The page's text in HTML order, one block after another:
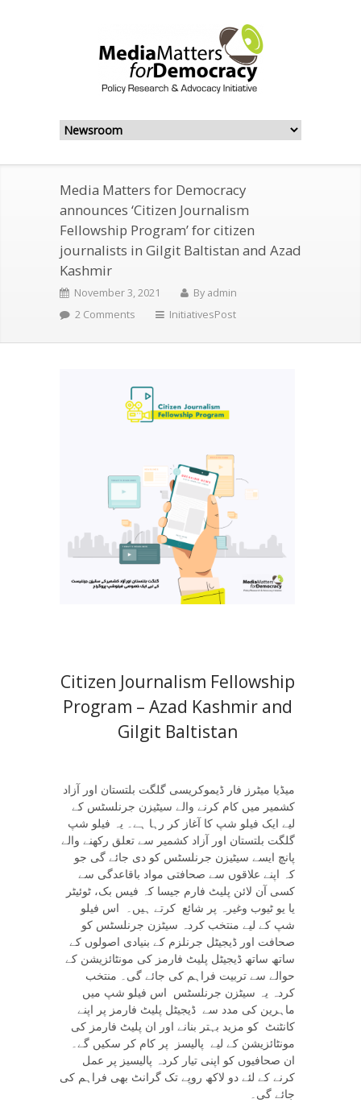
Media Matters for Democracy
announces ‘Citizen Journalism
Fellowship Program’ for citizen
journalists in Gilgit Baltistan and Azad
Kashmir
November 3, 2021 By admin
2 Comments
InitiativesPost
Citizen Journalism Fellowship
Program – Azad Kashmir and
Gilgit Baltistan
میڈیا میٹرز فار ڈیموکریسی گلگت بلتستان اور آزاد
کشمیر میں کام کرنے والے سیٹیزن جرنلسٹس کے
لیے ایک فیلو شپ کا آغاز کر رہا ہے۔ یہ فیلو شپ
گلگت بلتستان اور آزاد کشمیر سے تعلق رکھنے والے
پانچ ایسے سیٹیزن جرنلسٹس کو دی جائے گی جو
کہ اپنے علاقوں سے صحافتی مواد باقاعدگی سے
کسی آن لائن پلیٹ فارم جیسا کہ فیس بک، ٹوئیٹر
یا یو ٹیوب وغیرہ پر شائع کرتے ہیں۔ اس فیلو
شپ کے لیے منتخب کردہ سیٹزن جرنلسٹس کو
صحافت اور ڈیجیٹل جرنلزم کے بنیادی اصولوں کے
ساتھ ساتھ ڈیجیٹل پلیٹ فارمز کی مونٹائزیشن کے
حوالے سے تربیت فراہم کی جائے گی۔ منتخب
کردہ یہ سیٹزن جرنلسٹس اس فیلو شپ میں
ماہرین کی مدد سے ڈیجیٹل پلیٹ فارمز پر اپنے
کانٹنٹ کو مزید بہتر بنانے اور ان پلیٹ فارمز کی
مونٹائزیشن کے لیے پالیسز پر کام کر سکیں گے۔
ان صحافیوں کو اپنی تیار کردہ پالیسیز پر عمل
کرنے کے لئے دو لاکھ روپے تک گرانٹ بھی فراہم کی
جائے گی۔